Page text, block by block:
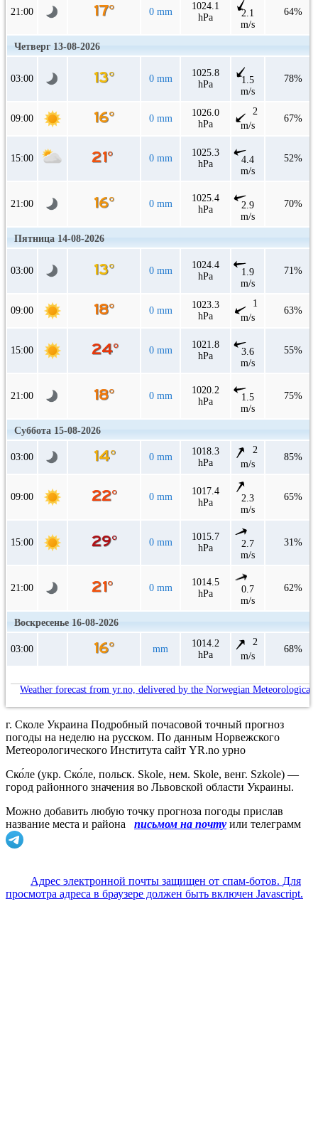
21:00 0 mm
1024.1
hPa
2.1
m/s
64%
Четверг 13-08-2026
03:00 0 mm
1025.8
hPa
1.5
m/s
78%
09:00 0 mm
1026.0
hPa
2
m/s
67%
15:00 0 mm
1025.3
hPa
4.4
m/s
52%
21:00 0 mm
1025.4
hPa
2.9
m/s
70%
Пятница 14-08-2026
03:00 0 mm
1024.4
hPa
1.9
m/s
71%
09:00 0 mm
1023.3
hPa
1
m/s
63%
15:00 0 mm
1021.8
hPa
3.6
m/s
55%
21:00 0 mm
1020.2
hPa
1.5
m/s
75%
Суббота 15-08-2026
03:00 0 mm
1018.3
hPa
2
m/s
85%
09:00 0 mm
1017.4
hPa
2.3
m/s
65%
15:00 0 mm
1015.7
hPa
2.7
m/s
31%
21:00 0 mm
1014.5
hPa
0.7
m/s
62%
Воскресенье 16-08-2026
03:00 mm
1014.2
hPa
2
m/s
68%
Weather forecast from yr.no, delivered by the Norwegian Meteorological
г. Сколе Украина Подробный почасовой точный прогноз
погоды на неделю на русском. По данным Норвежского
Метеорологического Института сайт YR.no урно
Ско́ле (укр. Ско́ле, польск. Skole, нем. Skole, венг. Szkole) —
город районного значения во Львовской области Украины.
Можно добавить любую точку прогноза погоды прислав
название места и района
письмом на почту или телеграмм
Адрес электронной почты защищен от спам-ботов. Для
просмотра адреса в браузере должен быть включен Javascript.